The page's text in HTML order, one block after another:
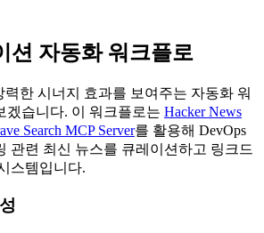
션 자동화 워크플로
력한 시너지 효과를 보여주는 자동화 워
겠습니다. 이 워크플로는 Hacker News
Search MCP Server를 활용해 DevOps
관련 최신 뉴스를 큐레이션하고 링크드
스템입니다.